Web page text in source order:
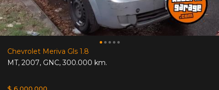
Chevrolet Meriva Gls 1.8
MT, 2007, GNC,300.000 km.